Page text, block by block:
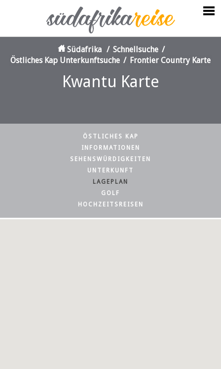
Kwantu Karte
Südafrika / Schnellsuche /
Östliches Kap Unterkunftsuche / Frontier Country Karte
ÖSTLICHES KAP
INFORMATIONEN
SEHENSWÜRDIGKEITEN
UNTERKUNFT
LAGEPLAN
GOLF
HOCHZEITSREISEN